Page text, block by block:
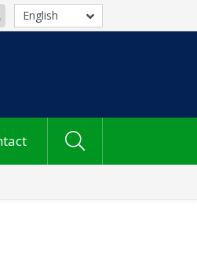
English